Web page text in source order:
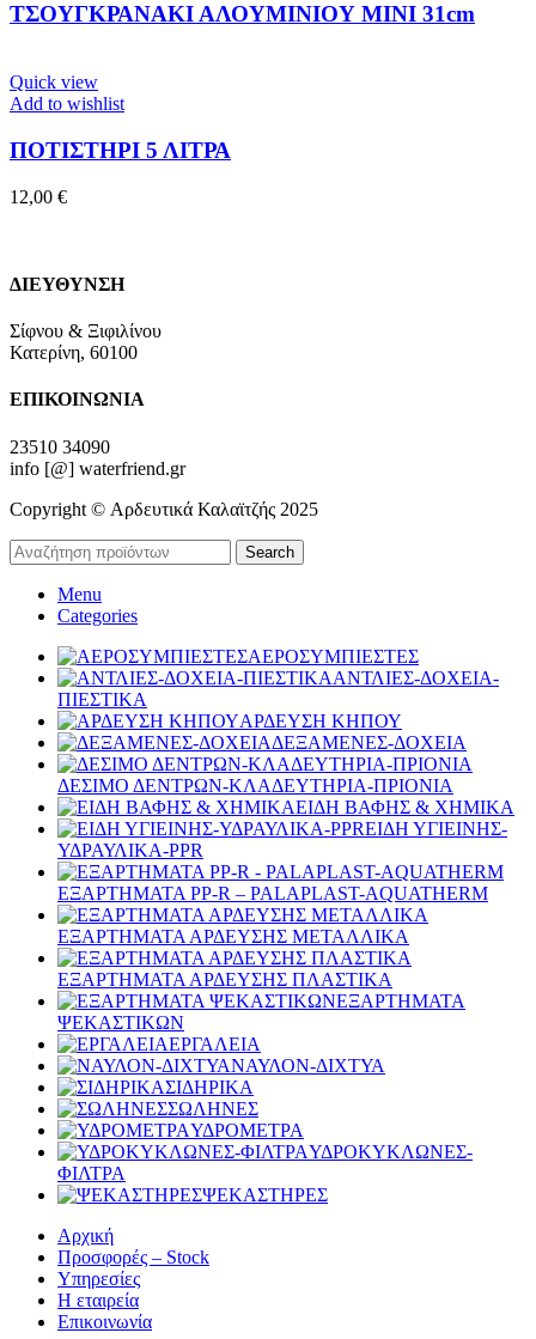
ΤΣΟΥΓΚΡΑΝΑΚΙ ΑΛΟΥΜΙΝΙΟΥ ΜΙΝΙ 31cm
Quick view
Add to wishlist
ΠΟΤΙΣΤΗΡΙ 5 ΛΙΤΡΑ
12,00 €
ΔΙΕΥΘΥΝΣΗ
Σίφνου & Ξιφιλίνου
Κατερίνη, 60100
ΕΠΙΚΟΙΝΩΝΙΑ
23510 34090
info [@] waterfriend.gr
Copyright © Αρδευτικά Καλαϊτζής 2025
Search
Menu
Categories
ΑΕΡΟΣΥΜΠΙΕΣΤΕΣ
ΑΝΤΛΙΕΣ-ΔΟΧΕΙΑ-
ΠΙΕΣΤΙΚΑ
ΑΡΔΕΥΣΗ ΚΗΠΟΥ
ΔΕΞΑΜΕΝΕΣ-ΔΟΧΕΙΑ
ΔΕΣΙΜΟ ΔΕΝΤΡΩΝ-ΚΛΑΔΕΥΤΗΡΙΑ-ΠΡΙΟΝΙΑ
ΕΙΔΗ ΒΑΦΗΣ & ΧΗΜΙΚΑ
ΕΙΔΗ ΥΓΙΕΙΝΗΣ-
ΥΔΡΑΥΛΙΚΑ-PPR
ΕΞΑΡΤΗΜΑΤΑ PP-R – PALAPLAST-AQUATHERM
ΕΞΑΡΤΗΜΑΤΑ ΑΡΔΕΥΣΗΣ ΜΕΤΑΛΛΙΚΑ
ΕΞΑΡΤΗΜΑΤΑ ΑΡΔΕΥΣΗΣ ΠΛΑΣΤΙΚΑ
ΕΞΑΡΤΗΜΑΤΑ
ΨΕΚΑΣΤΙΚΩΝ
ΕΡΓΑΛΕΙΑ
ΝΑΥΛΟΝ-ΔΙΧΤΥΑ
ΣΙΔΗΡΙΚΑ
ΣΩΛΗΝΕΣ
ΥΔΡΟΜΕΤΡΑ
ΥΔΡΟΚΥΚΛΩΝΕΣ-
ΦΙΛΤΡΑ
ΨΕΚΑΣΤΗΡΕΣ
Αρχική
Προσφορές – Stock
Υπηρεσίες
Η εταιρεία
Επικοινωνία